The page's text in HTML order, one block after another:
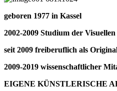
geboren 1977 in Kassel
2002-2009 Studium der
seit 2009 freiberuflich als
2009-2019 wissenschaftlicher
EIGENE KÜNSTLERISCHE